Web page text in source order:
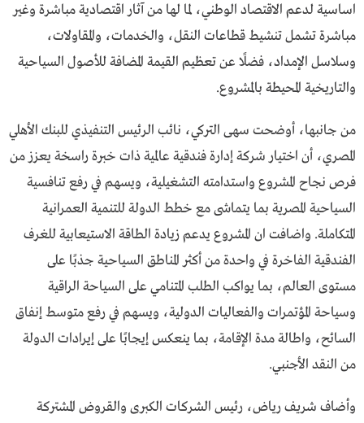
اساسية لدعم الاقتصاد الوطني، لما لها من آثار اقتصادية مباشرة وغير
مباشرة تشمل تنشيط قطاعات النقل، والخدمات، والمقاولات،
وسلاسل الإمداد، فضلًا عن تعظيم القيمة المضافة للأصول السياحية
والتاريخية المحيطة بالمشروع.
من جانبها، أوضحت سهى التركي، نائب الرئيس التنفيذي للبنك الأهلي
المصري، أن اختيار شركة إدارة فندقية عالمية ذات خبرة راسخة يعزز من
فرص نجاح المشروع واستدامته التشغيلية، ويسهم في رفع تنافسية
السياحية المصرية بما يتماشى مع خطط الدولة للتنمية العمرانية
المتكاملة. واضافت ان المشروع يدعم زيادة الطاقة الاستيعابية للغرف
الفندقية الفاخرة في واحدة من أكثر المناطق السياحية جذبًا على
مستوى العالم، بما يواكب الطلب المتنامي على السياحة الراقية
وسياحة المؤتمرات والفعاليات الدولية، ويسهم في رفع متوسط إنفاق
السائح، واطالة مدة الإقامة، بما ينعكس إيجابًا على إيرادات الدولة
من النقد الأجنبي.
وأضاف شريف رياض، رئيس الشركات الكبرى والقروض المشتركة